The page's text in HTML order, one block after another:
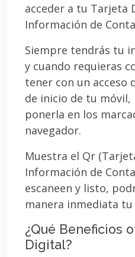
acceder a tu Tarjeta
Información de
Siempre tendrás tu
y cuando requieras
tener con un acceso
de inicio de tu móvil,
ponerla en los
navegador.
Muestra el Qr
Información de
escaneen y listo,
manera inmediata
¿Qué Beneficios
Digital?